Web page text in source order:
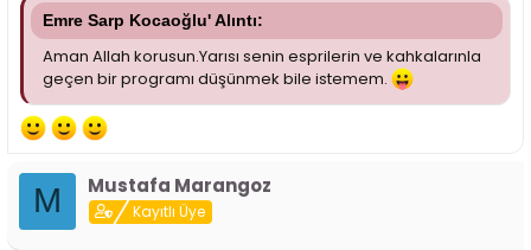
Emre Sarp Kocaoğlu' Alıntı:
Aman Allah korusun.Yarısı senin esprilerin ve kahkalarınla
geçen bir programı düşünmek bile istemem.
M Mustafa Marangoz
Kayıtlı Üye